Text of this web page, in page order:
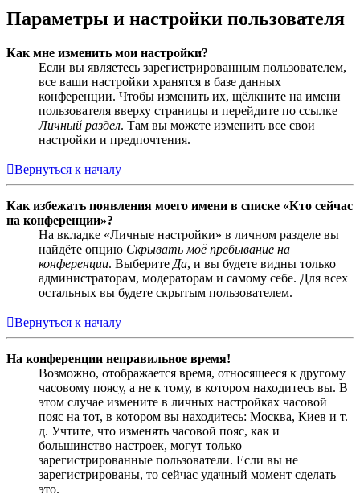
Параметры и настройки пользователя
Как мне изменить мои настройки?
Если вы являетесь зарегистрированным пользователем,
все ваши настройки хранятся в базе данных
конференции. Чтобы изменить их, щёлкните на имени
пользователя вверху страницы и перейдите по ссылке
Личный раздел. Там вы можете изменить все свои
настройки и предпочтения.
Вернуться к началу
Как избежать появления моего имени в списке «Кто сейчас
на конференции»?
На вкладке «Личные настройки» в личном разделе вы
найдёте опцию Скрывать моё пребывание на
конференции. Выберите Да, и вы будете видны только
администраторам, модераторам и самому себе. Для всех
остальных вы будете скрытым пользователем.
Вернуться к началу
На конференции неправильное время!
Возможно, отображается время, относящееся к другому
часовому поясу, а не к тому, в котором находитесь вы. В
этом случае измените в личных настройках часовой
пояс на тот, в котором вы находитесь: Москва, Киев и т.
д. Учтите, что изменять часовой пояс, как и
большинство настроек, могут только
зарегистрированные пользователи. Если вы не
зарегистрированы, то сейчас удачный момент сделать
это.